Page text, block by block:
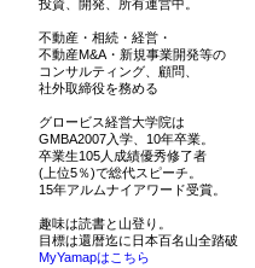
投資、開発、所有運営中。
不動産・相続・経営・
不動産M&A・新規事業開発等の
コンサルティング、顧問、
社外取締役を務める
グロービス経営大学院は
GMBA2007入学、10年卒業。
卒業生105人成績優秀修了者
(上位5％)で総代スピーチ。
15年アルムナイアワード受賞。
趣味は読書と山登り。
目標は還暦迄に日本百名山全踏破
MyYamapはこちら